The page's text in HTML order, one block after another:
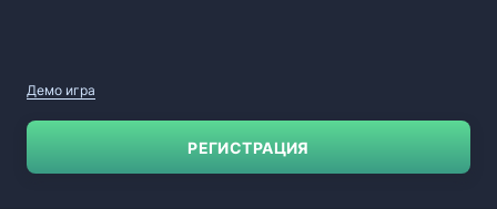
Демо игра
РЕГИСТРАЦИЯ